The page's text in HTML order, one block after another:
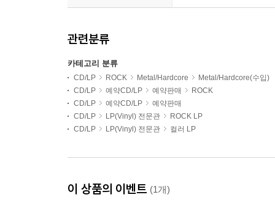
관련분류
카테고리 분류
CD/LP ROCK Metal/Hardcore
Metal/Hardcore(수입)
CD/LP
예약CD/LP 예약판매
ROCK
CD/LP
예약CD/LP
예약판매
CD/LP
LP(Vinyl) 전문관
ROCK LP
CD/LP
LP(Vinyl) 전문관 컬러 LP
이 상품의 이벤트 (1개)